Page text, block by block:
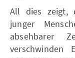
All dies zeigt,
junger
absehbarer
verschwinden